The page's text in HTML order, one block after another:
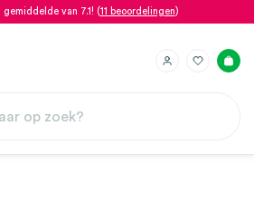
gemiddelde van 7.1! (11 beoordelingen)